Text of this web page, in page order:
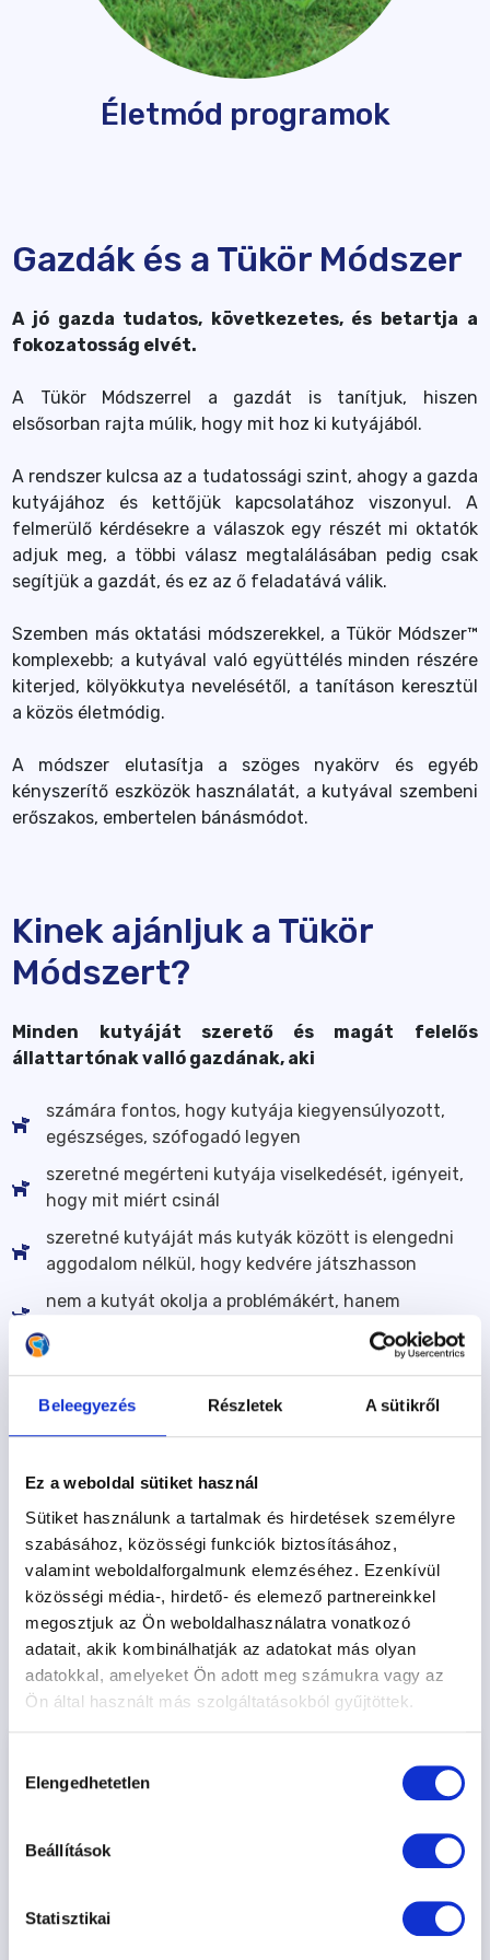
Beleegyezés Részletek A sütikről
Ez a weboldal sütiket használ
Sütiket használunk a tartalmak és hirdetések személyre
szabásához, közösségi funkciók biztosításához,
valamint weboldalforgalmunk elemzéséhez. Ezenkívül
közösségi média-, hirdető- és elemező partnereinkkel
megosztjuk az Ön weboldalhasználatra vonatkozó
adatait, akik kombinálhatják az adatokat más olyan
adatokkal, amelyeket Ön adott meg számukra vagy az
Ön által használt más szolgáltatásokból gyűjtöttek.
kiválasztása
Elengedhetetlen
Beállítások
Statisztikai
Életmód programok
Gazdák és a Tükör Módszer
A jó gazda tudatos, következetes, és betartja a
fokozatosság elvét.
A Tükör Módszerrel a gazdát is tanítjuk, hiszen
elsősorban rajta múlik, hogy mit hoz ki kutyájából.
A rendszer kulcsa az a tudatossági szint, ahogy a gazda
kutyájához és kettőjük kapcsolatához viszonyul. A
felmerülő kérdésekre a válaszok egy részét mi oktatók
adjuk meg, a többi válasz megtalálásában pedig csak
segítjük a gazdát, és ez az ő feladatává válik.
Szemben más oktatási módszerekkel, a Tükör Módszer™
komplexebb; a kutyával való együttélés minden részére
kiterjed, kölyökkutya nevelésétől, a tanításon keresztül
a közös életmódig.
A módszer elutasítja a szöges nyakörv és egyéb
kényszerítő eszközök használatát, a kutyával szembeni
erőszakos, embertelen bánásmódot.
Kinek ajánljuk a Tükör
Módszert?
Minden kutyáját szerető és magát felelős
állattartónak valló gazdának, aki
számára fontos, hogy kutyája kiegyensúlyozott,
egészséges, szófogadó legyen
szeretné megérteni kutyája viselkedését, igényeit,
hogy mit miért csinál
szeretné kutyáját más kutyák között is elengedni
aggodalom nélkül, hogy kedvére játszhasson
nem a kutyát okolja a problémákért, hanem
elfogadja, hogy a kutya viselkedése a gazdin múlik
nem szeretné kedvencét kényszerrel (pórázon
érezzék magukat
szeret kutyájával tartalmas programokon részt
venni
Vélemények a Tükör
Módszerről:
A kutyám Böbe, négy éves keverék, talált
Ehhez, és a felhőtlen együttéléshez
szakmai tudást, és egy olyan hozzállást